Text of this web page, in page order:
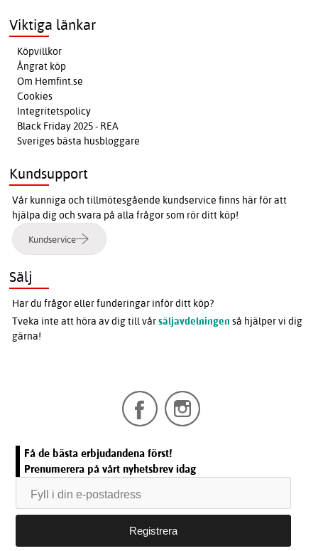
Viktiga länkar
Köpvillkor
Ångrat köp
Om Hemfint.se
Cookies
Integritetspolicy
Black Friday 2025 - REA
Sveriges bästa husbloggare
Kundsupport
Vår kunniga och tillmötesgående kundservice finns här för att
hjälpa dig och svara på alla frågor som rör ditt köp!
Kundservice
Sälj
Har du frågor eller funderingar inför ditt köp?
Tveka inte att höra av dig till vårsäljavdelningen så hjälper vi dig
gärna!
Få de bästa erbjudandena först!
Prenumerera på vårt nyhetsbrev idag